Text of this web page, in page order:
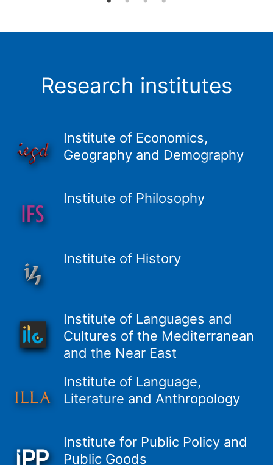
Research institutes
Institute of Economics,
Geography and Demography
Institute of Philosophy
Institute of History
Institute of Languages and
Cultures of the Mediterranean
and the Near East
Institute of Language,
Literature and Anthropology
Institute for Public Policy and
Public Goods